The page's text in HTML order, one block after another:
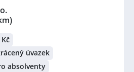
úvazek
absolventy